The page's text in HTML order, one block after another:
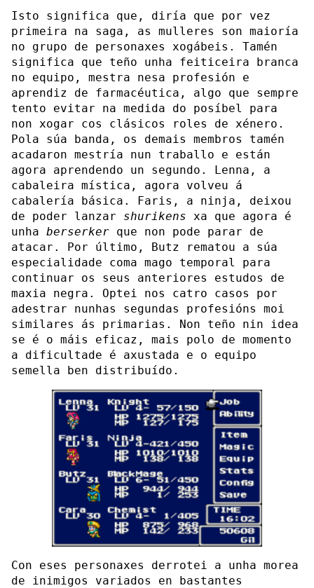
Isto significa que, diría que por vez
primeira na saga, as mulleres son maioría
no grupo de personaxes xogábeis. Tamén
significa que teño unha feiticeira branca
no equipo, mestra nesa profesión e
aprendiz de farmacéutica, algo que sempre
tento evitar na medida do posíbel para
non xogar cos clásicos roles de xénero.
Pola súa banda, os demais membros tamén
acadaron mestría nun traballo e están
agora aprendendo un segundo. Lenna, a
cabaleira mística, agora volveu á
cabalería básica. Faris, a ninja, deixou
de poder lanzar shurikens xa que agora é
unha berserker que non pode parar de
atacar. Por último, Butz rematou a súa
especialidade coma mago temporal para
continuar os seus anteriores estudos de
maxia negra. Optei nos catro casos por
adestrar nunhas segundas profesións moi
similares ás primarias. Non teño nin idea
se é o máis eficaz, mais polo de momento
a dificultade é axustada e o equipo
semella ben distribuído.
Con eses personaxes derrotei a unha morea
de inimigos variados en bastantes